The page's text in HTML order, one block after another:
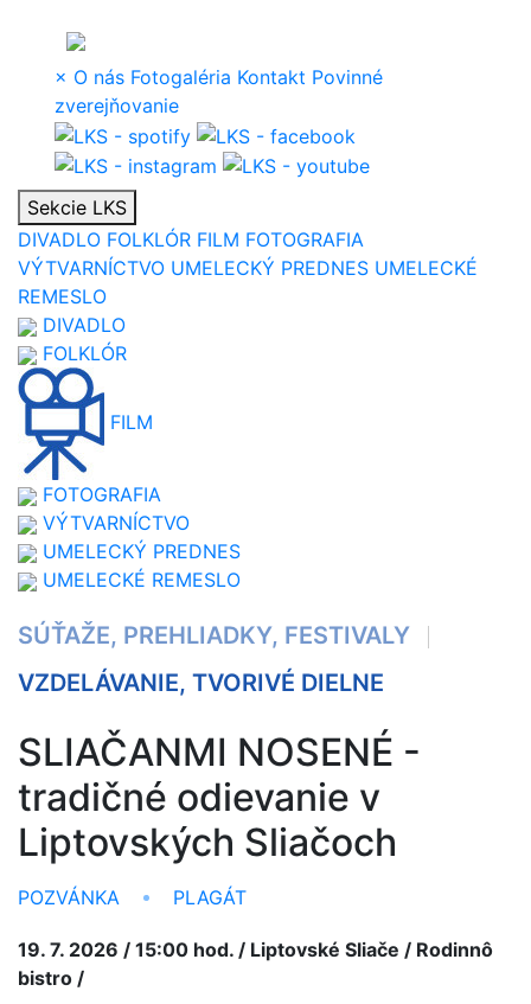
× O nás Fotogaléria Kontakt Povinné
zverejňovanie
Sekcie LKS
DIVADLO FOLKLÓR FILM FOTOGRAFIA
VÝTVARNÍCTVO UMELECKÝ PREDNES UMELECKÉ
REMESLO
DIVADLO
FOLKLÓR
FILM
FOTOGRAFIA
VÝTVARNÍCTVO
UMELECKÝ PREDNES
UMELECKÉ REMESLO
SÚŤAŽE, PREHLIADKY, FESTIVALY
VZDELÁVANIE, TVORIVÉ DIELNE
SLIAČANMI NOSENÉ -
tradičné odievanie v
Liptovských Sliačoch
POZVÁNKA PLAGÁT
19. 7. 2026 / 15:00 hod. / Liptovské Sliače / Rodinnô
bistro /